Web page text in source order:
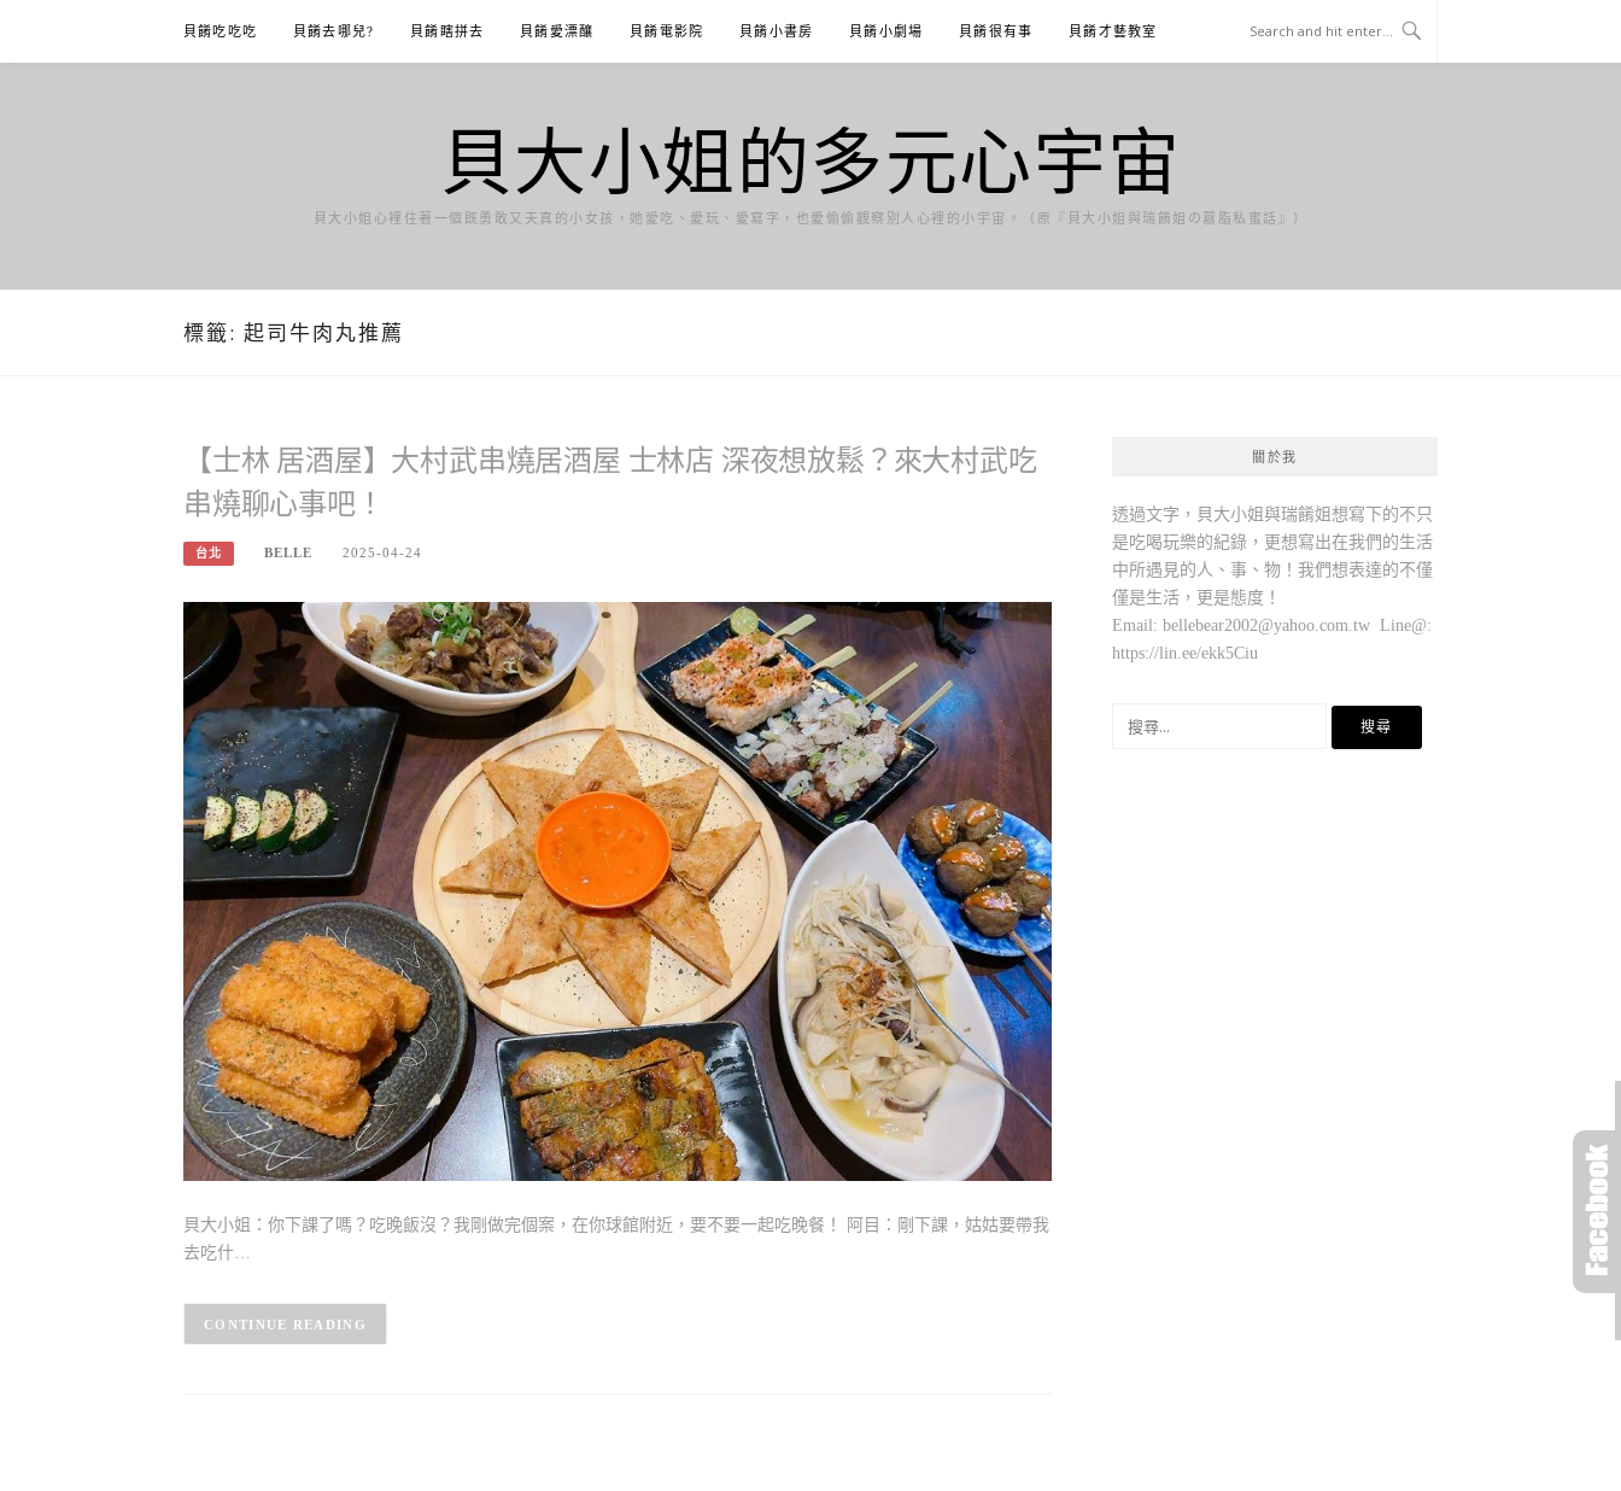
content
貝餚吃吃吃 貝餚去哪兒? 貝餚瞎拼去 貝餚愛漂釀 貝餚電影院 貝餚小書房 貝餚小劇場 貝餚很有事 貝餚才藝教室
貝大小姐的多元心宇宙
貝大小姐心裡住著一個既勇敢又天真的小女孩，她愛吃、愛玩、愛寫字，也愛偷偷觀察別人心裡的小宇宙。（原『貝大小姐與瑞餚姐の囂脂私蜜話』）
標籤: 起司牛肉丸推薦
【士林 居酒屋】大村武串燒居酒屋 士林店 深夜想放鬆？來大村武吃
串燒聊心事吧！
台北 BELLE 2025-04-24
貝大小姐：你下課了嗎？吃晚飯沒？我剛做完個案，在你球館附近，要不要一起吃晚餐！ 阿目：剛下課，姑姑要帶我
去吃什…
CONTINUE READING
關於我
透過文字，貝大小姐與瑞餚姐想寫下的不只
是吃喝玩樂的紀錄，更想寫出在我們的生活
中所遇見的人、事、物！我們想表達的不僅
僅是生活，更是態度！
Email: bellebear2002@yahoo.com.tw Line@:
https://lin.ee/ekk5Ciu